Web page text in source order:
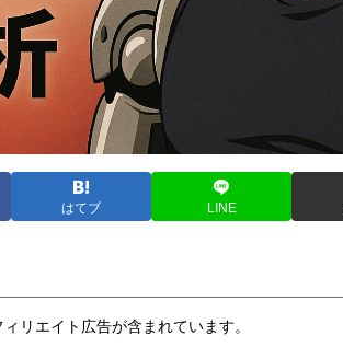
はてブ LINE
リエイト広告が含まれています。